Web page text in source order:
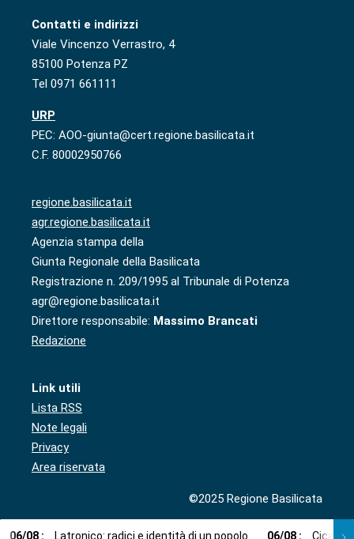
Contatti e indirizzi
Viale Vincenzo Verrastro, 4
85100 Potenza PZ
Tel 0971 661111
URP
PEC: AOO-giunta@cert.regione.basilicata.it
C.F. 80002950766
regione.basilicata.it
agr.regione.basilicata.it
Agenzia stampa della
Giunta Regionale della Basilicata
Registrazione n. 209/1995 al Tribunale di Potenza
agr@regione.basilicata.it
Direttore responsabile: Massimo Brancati
Redazione
Link utili
Lista RSS
Note legali
Privacy
Area riservata
©2025 Regione Basilicata
06/08 : Latronico: radici e identità di un popolo 06/08 : Cicala: